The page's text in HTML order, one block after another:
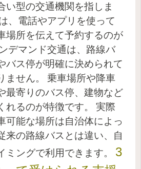
い型の交通機関を指しま
、電話やアプリを使って
場所を伝えて予約するのが
デマンド交通は、路線バ
バス停が明確に決められて
ません。
乗車場所や降車
最寄りのバス停、建物など
れるのが特徴です。
実際
可能な場所は自治体によっ
来の路線バスとは違い、自
ミングで利用できます。
3